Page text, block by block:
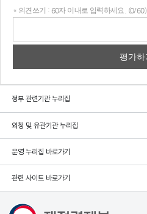
* 의견쓰기 : 60자 이내로 입력하세요. (0/60)
정부 관련기관 누리집
외청 및 유관기관 누리집
운영 누리집 바로가기
관련 사이트 바로가기